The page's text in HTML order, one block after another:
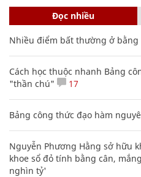
Đọc nhiều
Nhiều điểm bất thường ở bằng
Cách học thuộc nhanh Bảng
"thần chú"
17
Bảng công thức đạo hàm
Nguyễn Phương Hằng sở hữu
khoe sổ đỏ tính bằng cân,
nghìn tỷ'